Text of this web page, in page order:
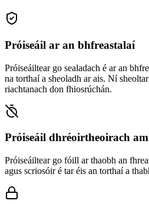
Próiseáil ar an bhfreastalaí
Próiseáiltear go sealadach é ar an
na torthaí a sheoladh ar ais. Ní
riachtanach don fhiosrúchán.
Próiseáil dhréoirtheoirach
Próiseáiltear go fóill ar thaobh an
agus scriosóir é tar éis an torthaí a